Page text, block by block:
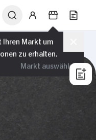
Ihren Markt um
zu erhalten.
Markt auswählen